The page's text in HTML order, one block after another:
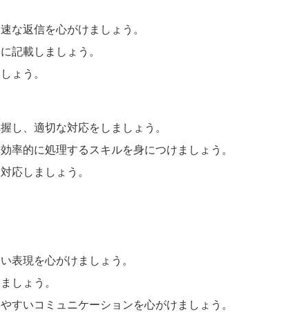
な返信を心がけましょう。
記載しましょう。
ょう。
し、適切な対応をしましょう。
率的に処理するスキルを身につけましょう。
応しましょう。
表現を心がけましょう。
しょう。
すいコミュニケーションを心がけましょう。